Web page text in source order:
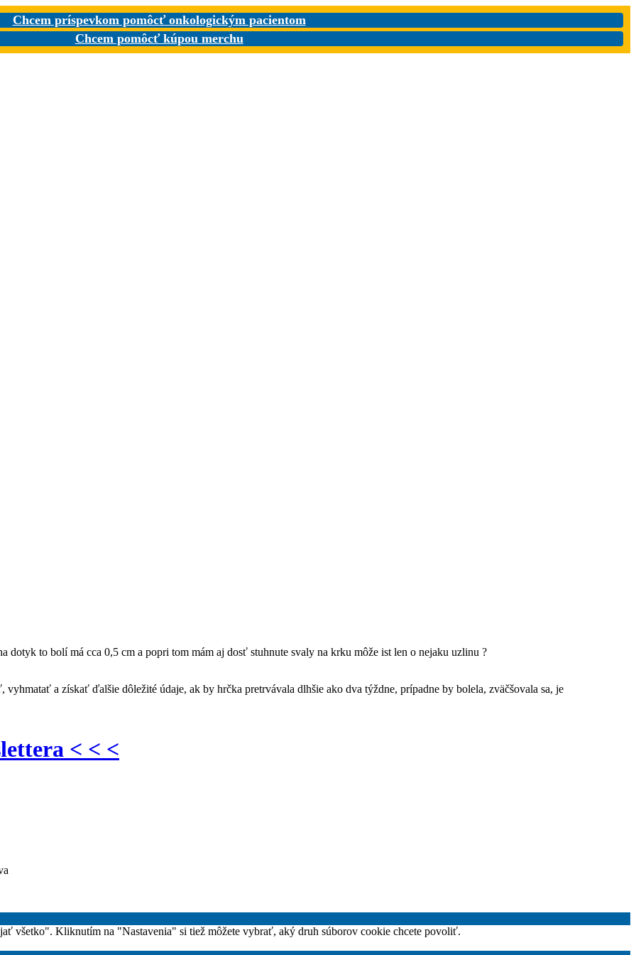
Chcem príspevkom pomôcť onkologickým pacientom
Chcem pomôcť kúpou merchu
dotyk to bolí má cca 0,5 cm a popri tom mám aj dosť stuhnute svaly na krku môže ist len o nejaku uzlinu ?
a získať ďalšie dôležité údaje, ak by hrčka pretrvávala dlhšie ako dva týždne, prípadne by bolela, zväčšovala sa, je
< < <
všetko". Kliknutím na "Nastavenia" si tiež môžete vybrať, aký druh súborov cookie chcete povoliť.